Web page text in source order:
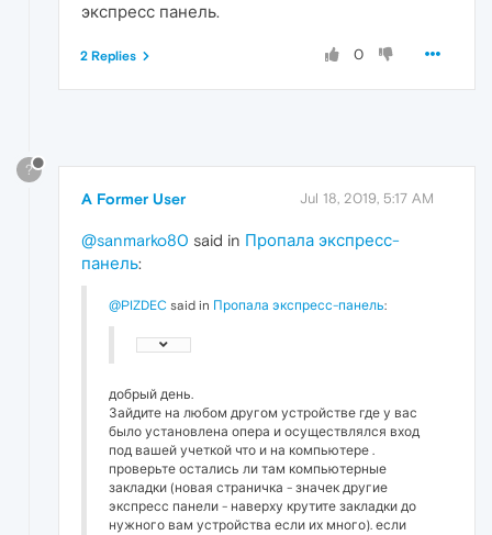
экспресс панель.
0
2 Replies
?
A Former User Jul 18, 2019, 5:17 AM
@sanmarko80 said in Пропала экспресс-
панель:
@PIZDEC said in Пропала экспресс-панель:
добрый день.
Зайдите на любом другом устройстве где у вас
было установлена опера и осуществлялся вход
под вашей учеткой что и на компьютере .
проверьте остались ли там компьютерные
закладки (новая страничка - значек другие
экспресс панели - наверху крутите закладки до
нужного вам устройства если их много). если